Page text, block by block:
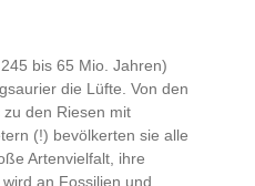
bis 65 Mio. Jahren)
die Lüfte. Von den
den Riesen mit
(!) bevölkerten sie alle
Artenvielfalt, ihre
an Fossilien und